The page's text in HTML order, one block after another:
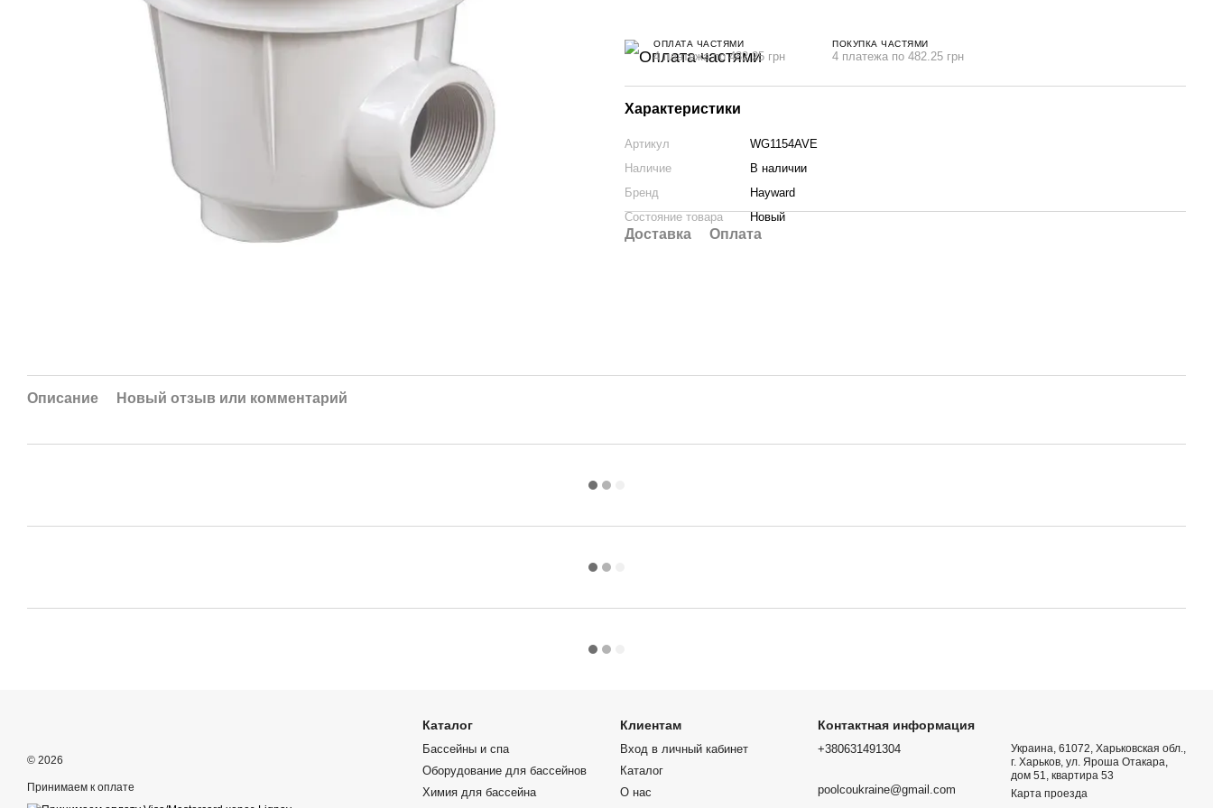
ОПЛАТА ЧАСТЯМИ
4 платежа по 482.25 грн
ПОКУПКА ЧАСТЯМИ
4 платежа по 482.25 грн
Характеристики
Артикул
WG1154AVE
Наличие
В наличии
Бренд
Hayward
Состояние товара
Новый
Доставка Оплата
Описание Новый отзыв или комментарий
© 2026
Принимаем к оплате
Каталог
Бассейны и спа
Оборудование для бассейнов
Химия для бассейна
Клиентам
Вход в личный кабинет
Каталог
О нас
Контактная информация
+380631491304
poolcoukraine@gmail.com
Украина, 61072, Харьковская обл.,
г. Харьков, ул. Яроша Отакара,
дом 51, квартира 53
Карта проезда